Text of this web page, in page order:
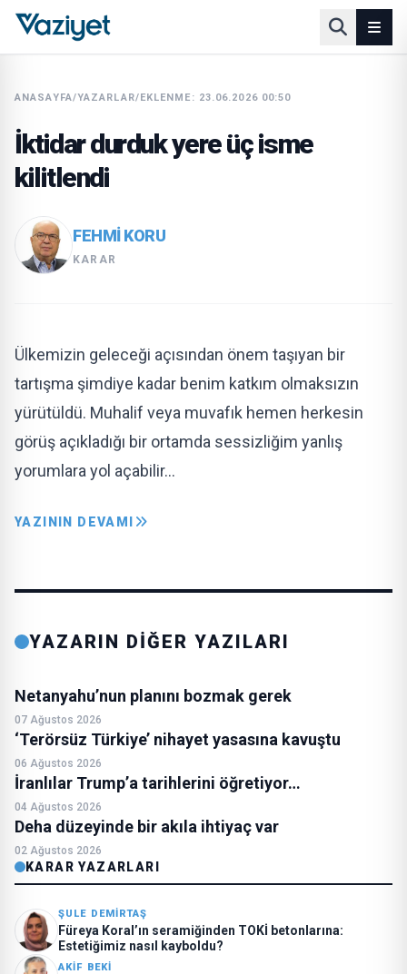
ANASAYFA/YAZARLAR/EKLENME: 23.06.2026 00:50
İktidar durduk yere üç isme
kilitlendi
FEHMI KORU
KARAR
Ülkemizin geleceği açısından önem taşıyan bir
tartışma şimdiye kadar benim katkım olmaksızın
yürütüldü. Muhalif veya muvafık hemen herkesin
görüş açıkladığı bir ortamda sessizliğim yanlış
yorumlara yol açabilir…
YAZININ DEVAMI
YAZARIN DİĞER YAZILARI
Netanyahu’nun planını bozmak gerek
07 Ağustos 2026
‘Terörsüz Türkiye’ nihayet yasasına kavuştu
06 Ağustos 2026
İranlılar Trump’a tarihlerini öğretiyor…
04 Ağustos 2026
Deha düzeyinde bir akıla ihtiyaç var
02 Ağustos 2026
KARAR YAZARLARI
ŞULE DEMIRTAŞ
Füreya Koral’ın seramiğinden TOKİ betonlarına:
Estetiğimiz nasıl kayboldu?
AKIF BEKI